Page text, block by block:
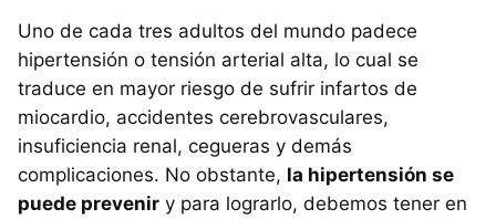
Uno de cada tres adultos del mundo padece
hipertensión o tensión arterial alta, lo cual se
traduce en mayor riesgo de sufrir infartos de
miocardio, accidentes cerebrovasculares,
insuficiencia renal, cegueras y demás
complicaciones. No obstante, la hipertensión se
puede prevenir y para lograrlo, debemos tener en